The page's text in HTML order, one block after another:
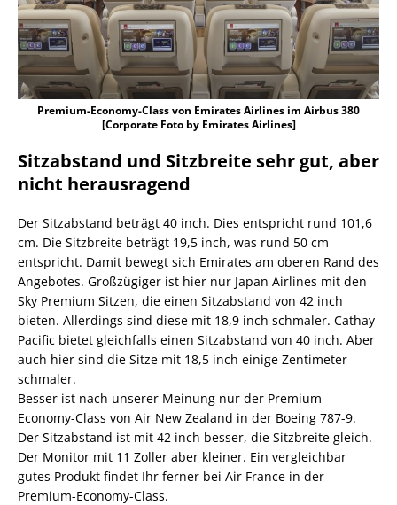
Premium-Economy-Class von Emirates Airlines im Airbus 380
[Corporate Foto by Emirates Airlines]
Sitzabstand und Sitzbreite sehr gut, aber
nicht herausragend
Der Sitzabstand beträgt 40 inch. Dies entspricht rund 101,6
cm. Die Sitzbreite beträgt 19,5 inch, was rund 50 cm
entspricht. Damit bewegt sich Emirates am oberen Rand des
Angebotes. Großzügiger ist hier nur Japan Airlines mit den
Sky Premium Sitzen, die einen Sitzabstand von 42 inch
bieten. Allerdings sind diese mit 18,9 inch schmaler. Cathay
Pacific bietet gleichfalls einen Sitzabstand von 40 inch. Aber
auch hier sind die Sitze mit 18,5 inch einige Zentimeter
schmaler.
Besser ist nach unserer Meinung nur der Premium-
Economy-Class von Air New Zealand in der Boeing 787-9.
Der Sitzabstand ist mit 42 inch besser, die Sitzbreite gleich.
Der Monitor mit 11 Zoller aber kleiner. Ein vergleichbar
gutes Produkt findet Ihr ferner bei Air France in der
Premium-Economy-Class.